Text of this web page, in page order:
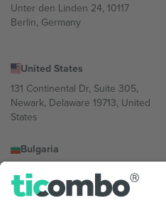
Unter den Linden 24, 10117
Berlin, Germany
United States
131 Continental Dr, Suite 305,
Newark, Delaware 19713, United
States
Bulgaria
Totleben 53-55, 1606 Sofia,
Bulgaria